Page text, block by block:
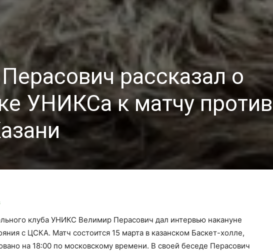
рассказал о
УНИКСа к матчу против
клуба УНИКС Велимир Перасович дал интервью накануне
с ЦСКА. Матч состоится 15 марта в казанском Баскет-холле,
на 18:00 по московскому времени. В своей беседе Перасович